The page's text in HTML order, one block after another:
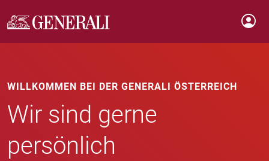
WILLKOMMEN BEI DER GENERALI ÖSTERREICH
Wir sind gerne
persönlich